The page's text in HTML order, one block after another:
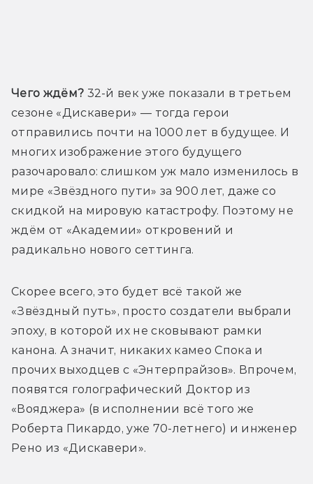
Чего ждём? 32-й век уже показали в третьем
сезоне «Дискавери» — тогда герои
отправились почти на 1000 лет в будущее. И
многих изображение этого будущего
разочаровало: слишком уж мало изменилось в
мире «Звёздного пути» за 900 лет, даже со
скидкой на мировую катастрофу. Поэтому не
ждём от «Академии» откровений и
радикально нового сеттинга.
Скорее всего, это будет всё такой же
«Звёздный путь», просто создатели выбрали
эпоху, в которой их не сковывают рамки
канона. А значит, никаких камео Спока и
прочих выходцев с «Энтерпрайзов». Впрочем,
появятся голографический Доктор из
«Вояджера» (в исполнении всё того же
Роберта Пикардо, уже 70-летнего) и инженер
Рено из «Дискавери».